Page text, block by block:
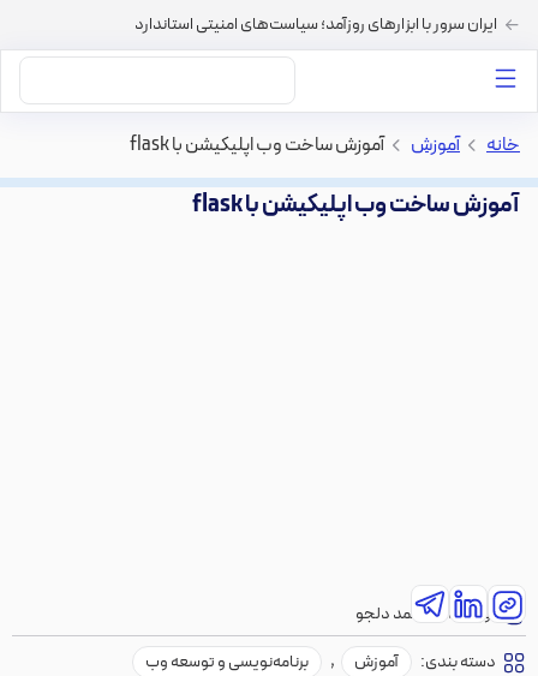
ایران سرور با ابزارهای روزآمد؛ سیاست‌های امنیتی استاندارد
خانه > آموزش > آموزش ساخت وب اپلیکیشن با flask
آموزش ساخت وب اپلیکیشن با flask
نویسنده:محمد دلجو
دسته بندی:
آموزش , برنامه‌نویسی و توسعه وب